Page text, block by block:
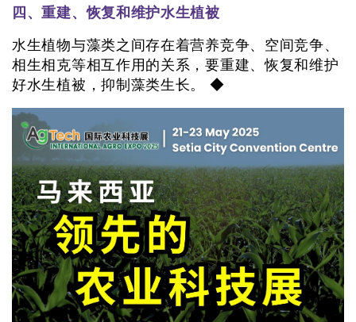
四、重建、恢复和维护水生植被
水生植物与藻类之间存在着营养竞争、空间竞争、
相生相克等相互作用的关系，要重建、恢复和维护
好水生植被，抑制藻类生长。 ◆